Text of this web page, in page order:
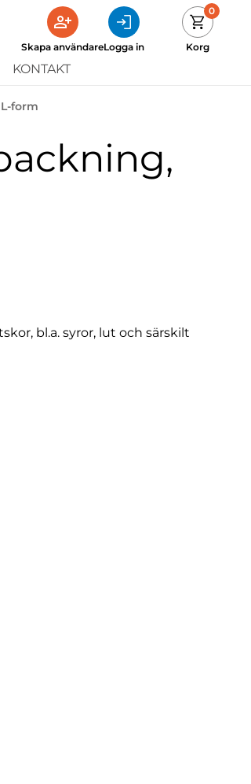
Skapa användareLogga in
0
Korg
KONTAKT
form
bl.a. syror, lut och särskilt